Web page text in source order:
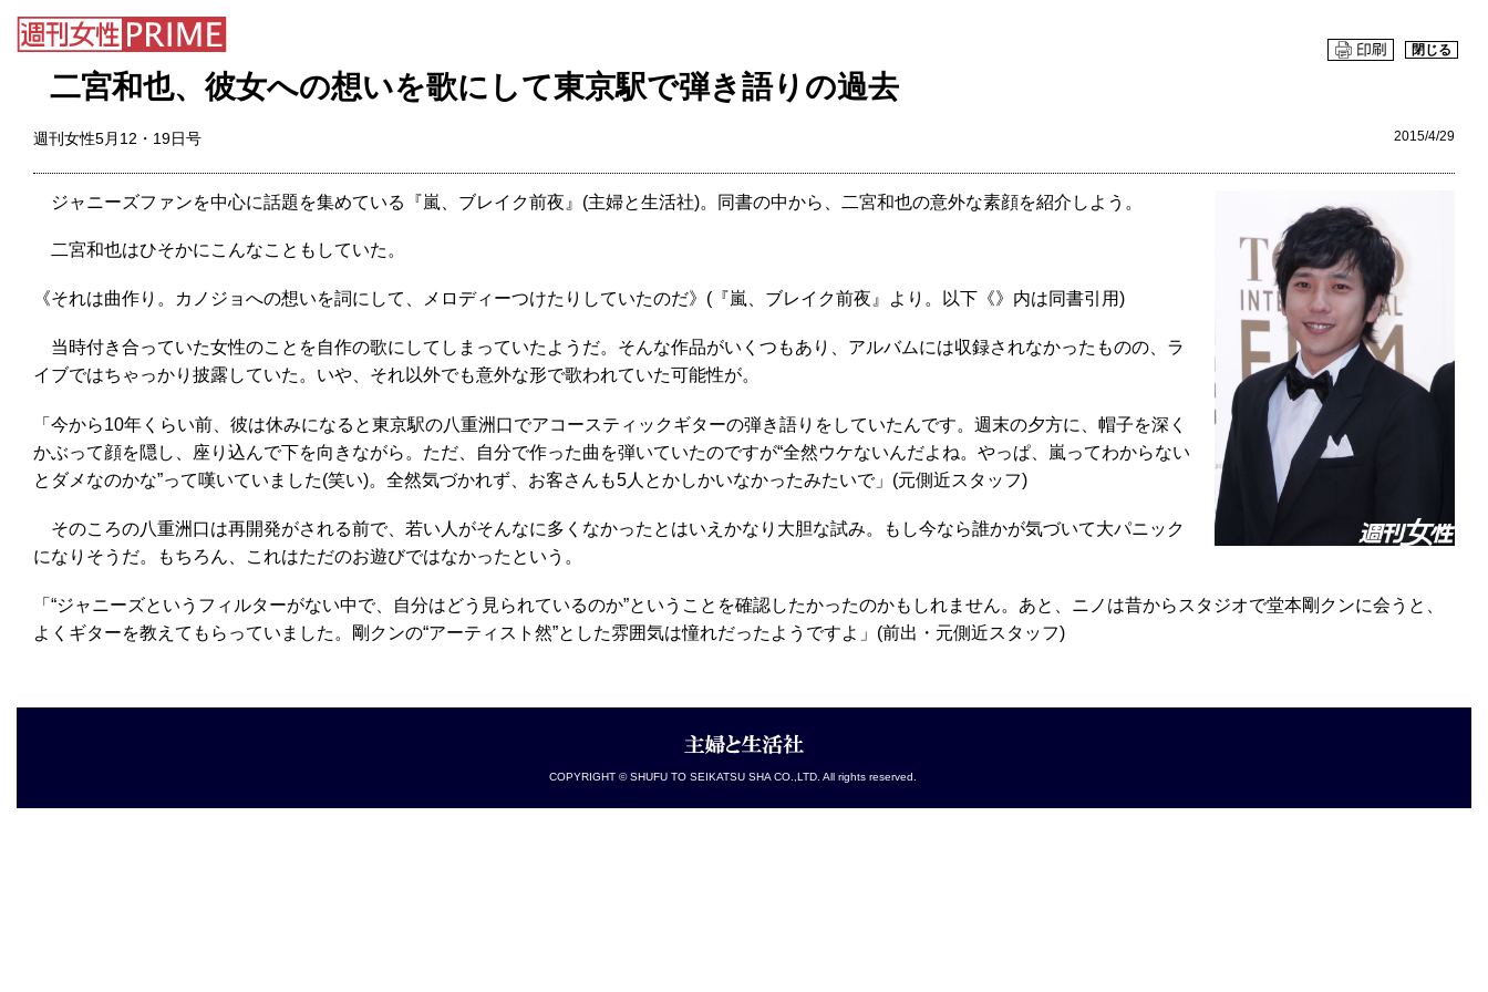
閉じる
二宮和也、彼女への想いを歌にして東京駅で弾き語りの過去
週刊女性5月12・19日号 2015/4/29
ジャニーズファンを中心に話題を集めている『嵐、ブレイク前夜』(主婦と生活社)。同書の中から、二宮和也の意外な素顔を紹介しよう。
二宮和也はひそかにこんなこともしていた。
《それは曲作り。カノジョへの想いを詞にして、メロディーつけたりしていたのだ》(『嵐、ブレイク前夜』より。以下《》内は同書引用)
当時付き合っていた女性のことを自作の歌にしてしまっていたようだ。そんな作品がいくつもあり、アルバムには収録されなかったものの、ラ
イブではちゃっかり披露していた。いや、それ以外でも意外な形で歌われていた可能性が。
「今から10年くらい前、彼は休みになると東京駅の八重洲口でアコースティックギターの弾き語りをしていたんです。週末の夕方に、帽子を深く
かぶって顔を隠し、座り込んで下を向きながら。ただ、自分で作った曲を弾いていたのですが“全然ウケないんだよね。やっぱ、嵐ってわからない
とダメなのかな”って嘆いていました(笑い)。全然気づかれず、お客さんも5人とかしかいなかったみたいで」(元側近スタッフ)
そのころの八重洲口は再開発がされる前で、若い人がそんなに多くなかったとはいえかなり大胆な試み。もし今なら誰かが気づいて大パニック
になりそうだ。もちろん、これはただのお遊びではなかったという。
「“ジャニーズというフィルターがない中で、自分はどう見られているのか”ということを確認したかったのかもしれません。あと、ニノは昔からスタジオで堂本剛クンに会うと、
よくギターを教えてもらっていました。剛クンの“アーティスト然”とした雰囲気は憧れだったようですよ」(前出・元側近スタッフ)
COPYRIGHT © SHUFU TO SEIKATSU SHA CO.,LTD. All rights reserved.